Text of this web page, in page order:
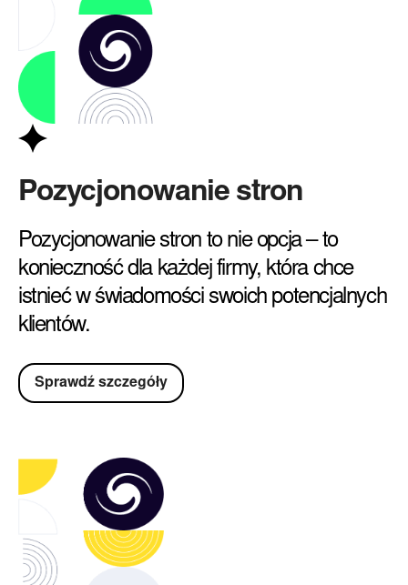
Pozycjonowanie stron
Pozycjonowanie stron to nie opcja – to
konieczność dla każdej firmy, która chce
istnieć w świadomości swoich potencjalnych
klientów.
Sprawdź szczegóły